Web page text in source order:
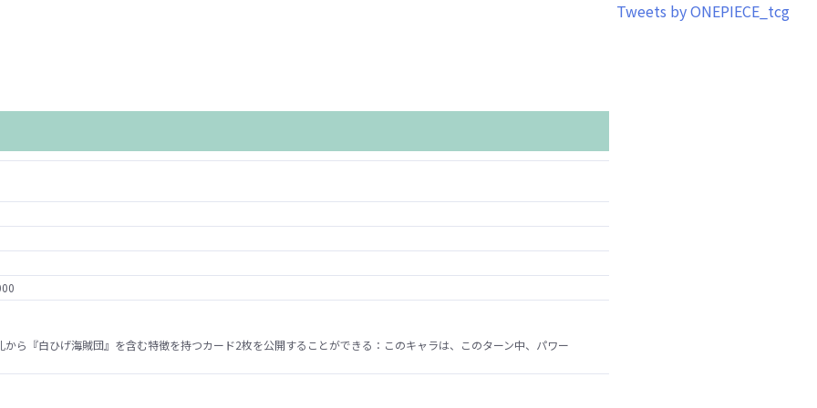
ら『白ひげ海賊団』を含む特徴を持つカード2枚を公開することができる：このキャラは、このターン中、パワー
Tweets by ONEPIECE_tcg